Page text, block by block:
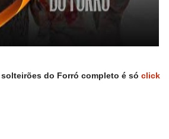
do Forró completo é só click